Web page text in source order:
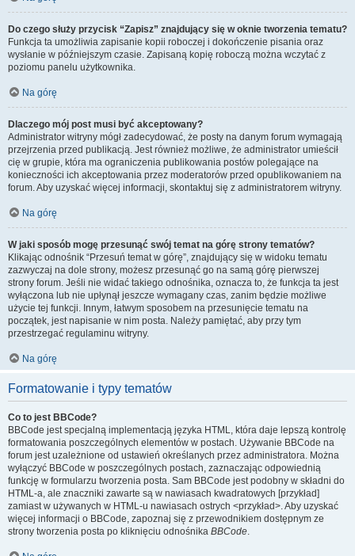
Do czego służy przycisk “Zapisz” znajdujący się w oknie tworzenia tematu?
Funkcja ta umożliwia zapisanie kopii roboczej i dokończenie pisania oraz
wysłanie w późniejszym czasie. Zapisaną kopię roboczą można wczytać z
poziomu panelu użytkownika.
Na górę
Dlaczego mój post musi być akceptowany?
Administrator witryny mógł zadecydować, że posty na danym forum wymagają
przejrzenia przed publikacją. Jest również możliwe, że administrator umieścił
cię w grupie, która ma ograniczenia publikowania postów polegające na
konieczności ich akceptowania przez moderatorów przed opublikowaniem na
forum. Aby uzyskać więcej informacji, skontaktuj się z administratorem witryny.
Na górę
W jaki sposób mogę przesunąć swój temat na górę strony tematów?
Klikając odnośnik “Przesuń temat w górę”, znajdujący się w widoku tematu
zazwyczaj na dole strony, możesz przesunąć go na samą górę pierwszej
strony forum. Jeśli nie widać takiego odnośnika, oznacza to, że funkcja ta jest
wyłączona lub nie upłynął jeszcze wymagany czas, zanim będzie możliwe
użycie tej funkcji. Innym, łatwym sposobem na przesunięcie tematu na
początek, jest napisanie w nim posta. Należy pamiętać, aby przy tym
przestrzegać regulaminu witryny.
Na górę
Formatowanie i typy tematów
Co to jest BBCode?
BBCode jest specjalną implementacją języka HTML, która daje lepszą kontrolę
formatowania poszczególnych elementów w postach. Używanie BBCode na
forum jest uzależnione od ustawień określanych przez administratora. Można
wyłączyć BBCode w poszczególnych postach, zaznaczając odpowiednią
funkcję w formularzu tworzenia posta. Sam BBCode jest podobny w składni do
HTML-a, ale znaczniki zawarte są w nawiasach kwadratowych [przykład]
zamiast w używanych w HTML-u nawiasach ostrych <przykład>. Aby uzyskać
więcej informacji o BBCode, zapoznaj się z przewodnikiem dostępnym ze
strony tworzenia posta po kliknięciu odnośnika BBCode.